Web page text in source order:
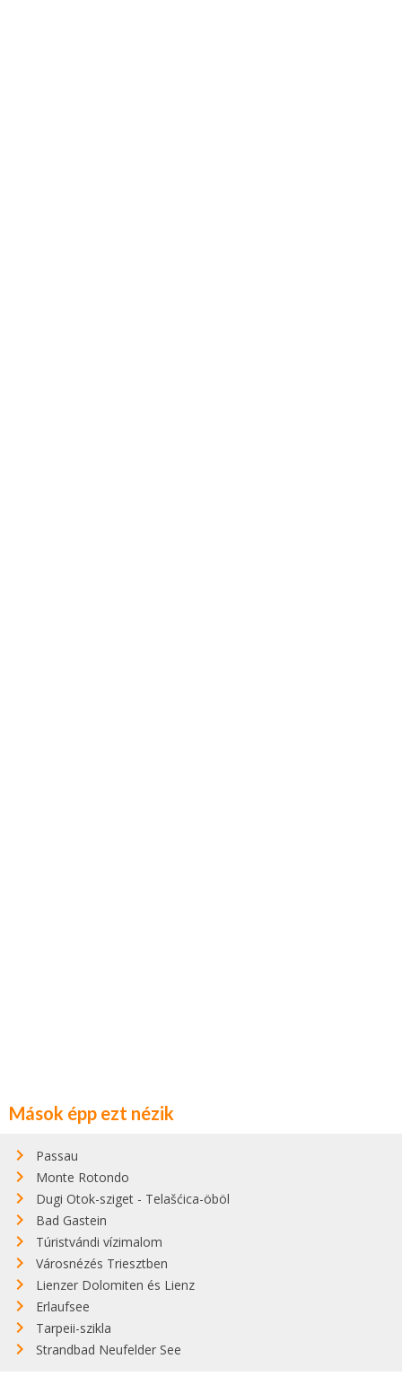
Mások épp ezt nézik
Passau
Monte Rotondo
Dugi Otok-sziget - Telašćica-öböl
Bad Gastein
Túristvándi vízimalom
Városnézés Triesztben
Lienzer Dolomiten és Lienz
Erlaufsee
Tarpeii-szikla
Strandbad Neufelder See